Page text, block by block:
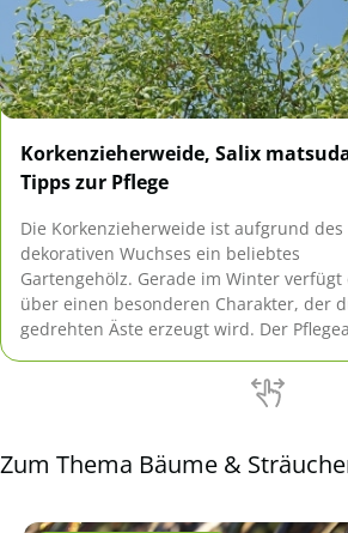
Korkenzieherweide, Salix
Tipps zur Pflege
Die Korkenzieherweide ist aufgrund des
dekorativen Wuchses ein beliebtes
Gartengehölz. Gerade im Winter verfügt
über einen besonderen Charakter, der
gedrehten Äste erzeugt wird. Der
Zum Thema Bäume &